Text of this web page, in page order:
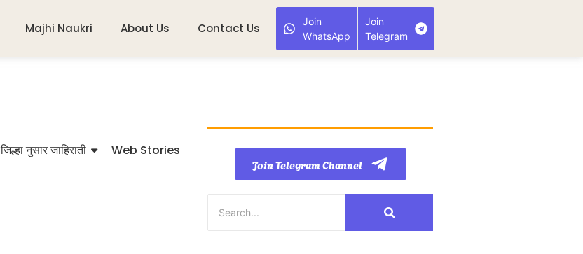
Majhi Naukri About Us Contact Us
Join
WhatsApp
Join
Telegram
जिल्हा नुसार जाहिराती Web Stories
Join Telegram Channel